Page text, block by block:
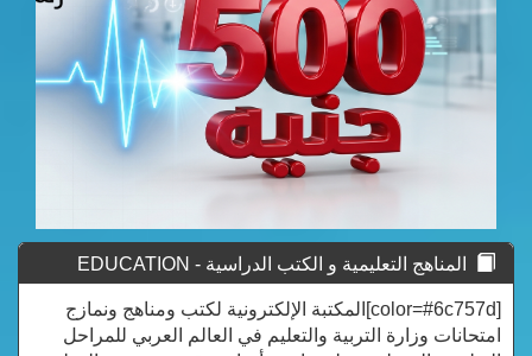
المناهج التعليمية و الكتب الدراسية - EDUCATION
CURRICULUM[color=#6c757d]المكتبة الإلكترونية لكتب ومناهج ونمازج
امتحانات وزارة التربية والتعليم في العالم العربي للمراحل